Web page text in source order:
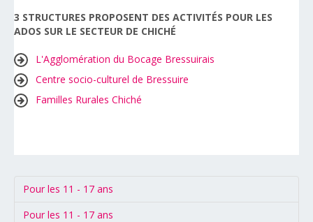
3 STRUCTURES PROPOSENT DES ACTIVITÉS POUR LES
ADOS SUR LE SECTEUR DE CHICHÉ
L'Agglomération du Bocage Bressuirais
Centre socio-culturel de Bressuire
Familles Rurales Chiché
Pour les 11 - 17 ans
Pour les 11 - 17 ans